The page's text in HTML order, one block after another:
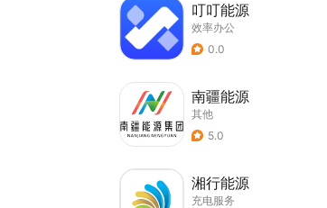
叮叮能源
效率办公
0.0
南疆能源
其他
5.0
湘行能源
充电服务